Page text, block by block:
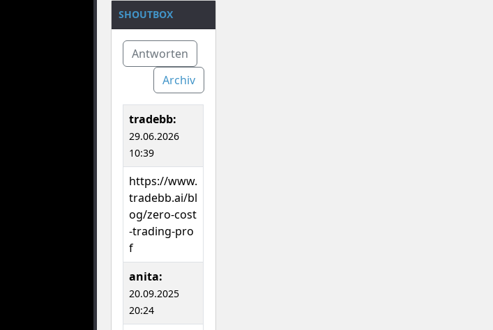
SHOUTBOX
Antworten
Archiv
tradebb:
29.06.2026
10:39
https://www.
tradebb.ai/bl
og/zero-cost
-trading-pro
f
anita:
20.09.2025
20:24